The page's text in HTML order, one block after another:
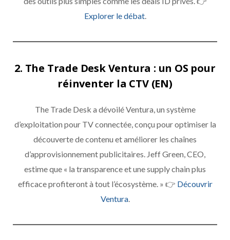
Explorer le débat.
2. The Trade Desk Ventura : un OS pour
réinventer la CTV (EN)
The Trade Desk a dévoilé Ventura, un système
d’exploitation pour TV connectée, conçu pour optimiser la
découverte de contenu et améliorer les chaînes
d’approvisionnement publicitaires. Jeff Green, CEO,
estime que « la transparence et une supply chain plus
efficace profiteront à tout l’écosystème. » 👉 Découvrir
Ventura.